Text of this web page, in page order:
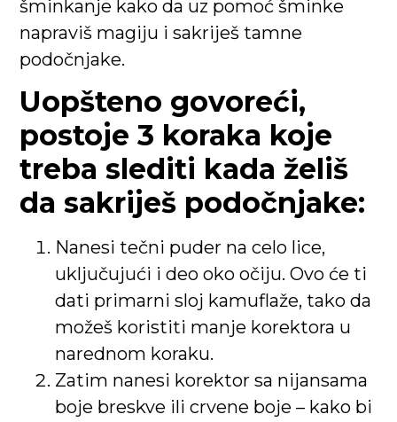
šminkanje kako da uz pomoć šminke
napraviš magiju i sakriješ tamne
podočnjake.
Uopšteno govoreći,
postoje 3 koraka koje
treba slediti kada želiš
da sakriješ podočnjake:
Nanesi tečni puder na celo lice,
uključujući i deo oko očiju. Ovo će ti
dati primarni sloj kamuflaže, tako da
možeš koristiti manje korektora u
narednom koraku.
Zatim nanesi korektor sa nijansama
boje breskve ili crvene boje – kako bi